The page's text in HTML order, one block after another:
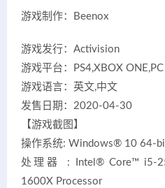
游戏制作：Beenox
游戏发行：Activision
游戏平台：PS4,XBOX ONE,PC
游戏语言：英文,中文
发售日期：2020-04-30
【游戏截图】
操作系统: Windows® 10 64-
处理器 : Intel® Core™ i5-
1600X Processor